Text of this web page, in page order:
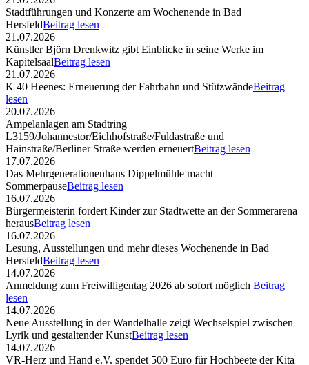
Stadtführungen und Konzerte am Wochenende in Bad
HersfeldBeitrag lesen
21.07.2026
Künstler Björn Drenkwitz gibt Einblicke in seine Werke im
KapitelsaalBeitrag lesen
21.07.2026
K 40 Heenes: Erneuerung der Fahrbahn und StützwändeBeitrag
lesen
20.07.2026
Ampelanlagen am Stadtring
L3159/Johannestor/Eichhofstraße/Fuldastraße und
Hainstraße/Berliner Straße werden erneuertBeitrag lesen
17.07.2026
Das Mehrgenerationenhaus Dippelmühle macht
SommerpauseBeitrag lesen
16.07.2026
Bürgermeisterin fordert Kinder zur Stadtwette an der Sommerarena
herausBeitrag lesen
16.07.2026
Lesung, Ausstellungen und mehr dieses Wochenende in Bad
HersfeldBeitrag lesen
14.07.2026
Anmeldung zum Freiwilligentag 2026 ab sofort möglich Beitrag
lesen
14.07.2026
Neue Ausstellung in der Wandelhalle zeigt Wechselspiel zwischen
Lyrik und gestaltender KunstBeitrag lesen
14.07.2026
VR-Herz und Hand e.V. spendet 500 Euro für Hochbeete der Kita